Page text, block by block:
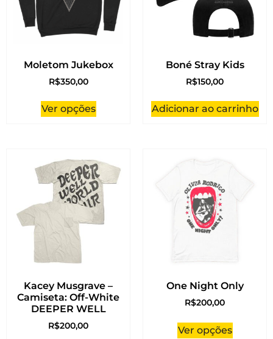
Moletom Jukebox
R$350,00
Ver opções
Boné Stray Kids
R$150,00
Adicionar ao carrinho
Kacey Musgrave –
Camiseta: Off-White
DEEPER WELL
R$200,00
One Night Only
R$200,00
Ver opções